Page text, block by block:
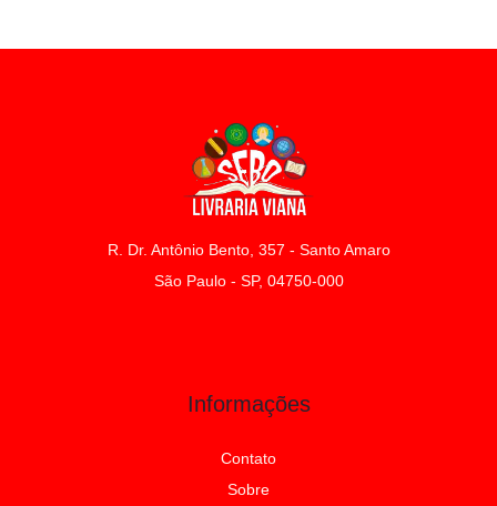
R. Dr. Antônio Bento, 357 - Santo Amaro
São Paulo - SP, 04750-000
Informações
Contato
Sobre